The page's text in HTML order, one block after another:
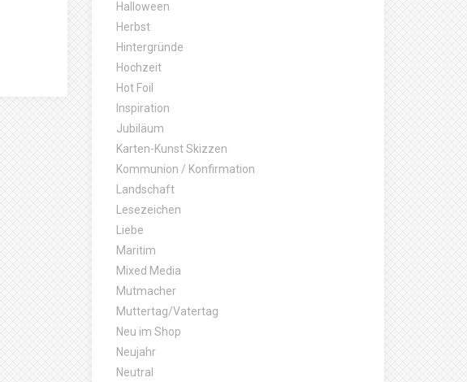
Halloween
Herbst
Hintergründe
Hochzeit
Hot Foil
Inspiration
Jubiläum
Karten-Kunst Skizzen
Kommunion / Konfirmation
Landschaft
Lesezeichen
Liebe
Maritim
Mixed Media
Mutmacher
Muttertag/Vatertag
Neu im Shop
Neujahr
Neutral